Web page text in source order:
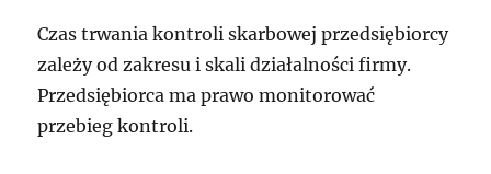
Czas trwania kontroli skarbowej przedsiębiorcy
zależy od zakresu i skali działalności firmy.
Przedsiębiorca ma prawo monitorować
przebieg kontroli.